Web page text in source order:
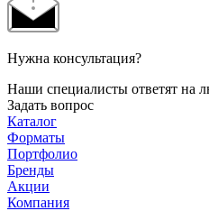
Нужна консультация?
Наши специалисты ответят на
Задать вопрос
Каталог
Форматы
Портфолио
Бренды
Акции
Компания